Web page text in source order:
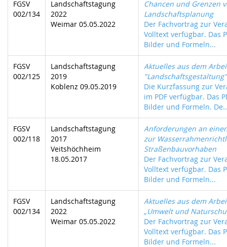
FGSV
002/134
Landschaftstagung
2022
Weimar 05.05.2022
Chancen und Grenzen
Landschaftsplanung
Der Fachvortrag zur
Volltext verfügbar. Das
Bilder und Formeln...
FGSV
002/125
Landschaftstagung
2019
Koblenz 09.05.2019
Aktuelles aus dem
"Landschaftsgestaltung"
Die Kurzfassung zur
im PDF verfügbar. Das
Bilder und Formeln.
FGSV
002/118
Landschaftstagung
2017
Veitshöchheim
18.05.2017
Anforderungen an
zur
Straßenbauvorhaben
Der Fachvortrag zur
Volltext verfügbar. Das
Bilder und Formeln...
FGSV
002/134
Landschaftstagung
2022
Weimar 05.05.2022
Aktuelles aus dem
„Umwelt und
Der Fachvortrag zur
Volltext verfügbar. Das
Bilder und Formeln...